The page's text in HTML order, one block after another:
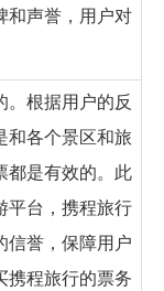
和声誉，用户对
。根据用户的反
和各个景区和旅
都是有效的。此
平台，携程旅行
信誉，保障用户
携程旅行的票务